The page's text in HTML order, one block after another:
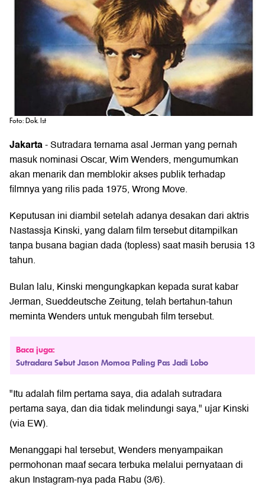
Foto: Dok. Ist
Jakarta- Sutradara ternama asal Jerman yang pernah
masuk nominasi Oscar, Wim Wenders, mengumumkan
akan menarik dan memblokir akses publik terhadap
filmnya yang rilis pada 1975, Wrong Move.
Keputusan ini diambil setelah adanya desakan dari aktris
Nastassja Kinski, yang dalam film tersebut ditampilkan
tanpa busana bagian dada (topless) saat masih berusia 13
tahun.
Bulan lalu, Kinski mengungkapkan kepada surat kabar
Jerman, Sueddeutsche Zeitung, telah bertahun-tahun
meminta Wenders untuk mengubah film tersebut.
Baca juga:
Sutradara Sebut Jason Momoa Paling Pas Jadi Lobo
"Itu adalah film pertama saya, dia adalah sutradara
pertama saya, dan dia tidak melindungi saya," ujar Kinski
(via EW).
Menanggapi hal tersebut, Wenders menyampaikan
permohonan maaf secara terbuka melalui pernyataan di
akun Instagram-nya pada Rabu (3/6).